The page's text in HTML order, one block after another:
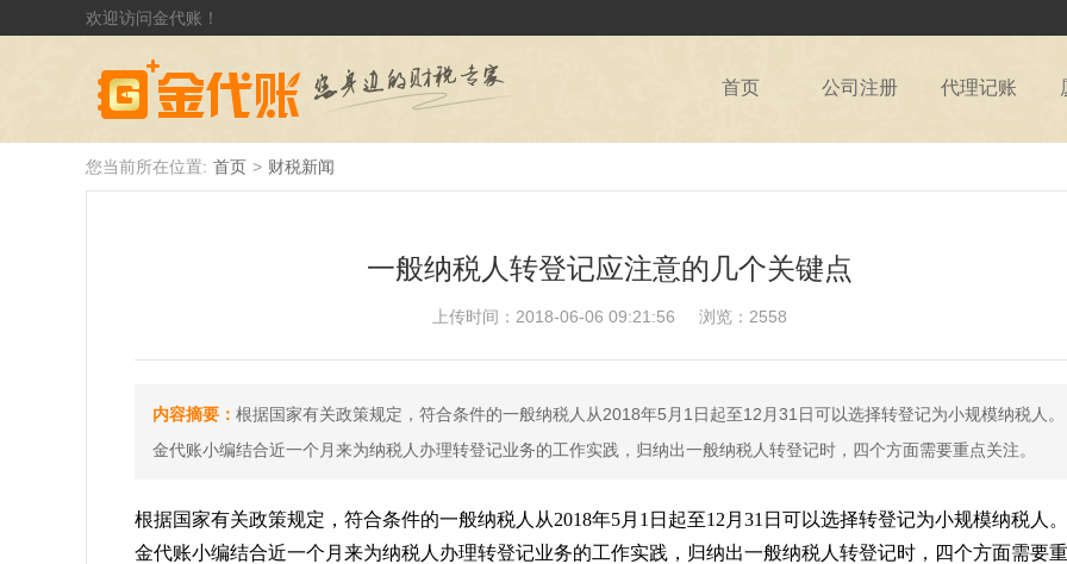
欢迎访问金代账！
首页 公司注册 代理记账
您当前所在位置: 首页 > 财税新闻
一般纳税人转登记应注意的几个关键点
上传时间：2018-06-06 09:21:56 浏览：2558
内容摘要： 根据国家有关政策规定，符合条件的一般纳税人从2018年5月1日起至12月31日可以选择转登记为小规模纳税人。
金代账小编结合近一个月来为纳税人办理转登记业务的工作实践，归纳出一般纳税人转登记时，四个方面需要重点关注。
根据国家有关政策规定，符合条件的一般纳税人从2018年5月1日起至12月31日可以选择转登记为小规模纳税人。
金代账小编结合近一个月来为纳税人办理转登记业务的工作实践，归纳出一般纳税人转登记时，四个方面需要重